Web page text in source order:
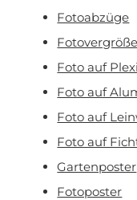
Fotoabzüge
Foto auf
Foto auf
Foto auf
Foto auf
Gartenposter
Fotoposter
Mit Ihrer Anmeldung